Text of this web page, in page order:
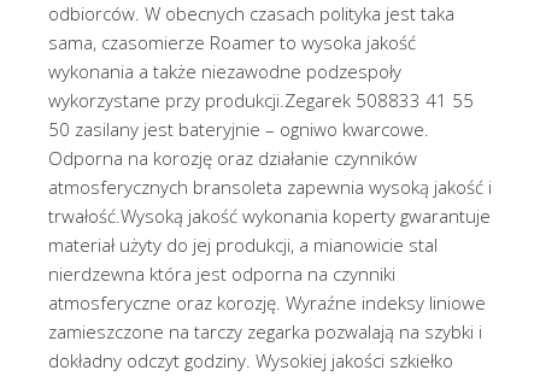
odbiorców. W obecnych czasach polityka jest taka
sama, czasomierze Roamer to wysoka jakość
wykonania a także niezawodne podzespoły
wykorzystane przy produkcji.Zegarek 508833 41 55
50 zasilany jest bateryjnie – ogniwo kwarcowe.
Odporna na korozję oraz działanie czynników
atmosferycznych bransoleta zapewnia wysoką jakość i
trwałość.Wysoką jakość wykonania koperty gwarantuje
materiał użyty do jej produkcji, a mianowicie stal
nierdzewna która jest odporna na czynniki
atmosferyczne oraz korozję. Wyraźne indeksy liniowe
zamieszczone na tarczy zegarka pozwalają na szybki i
dokładny odczyt godziny. Wysokiej jakości szkiełko